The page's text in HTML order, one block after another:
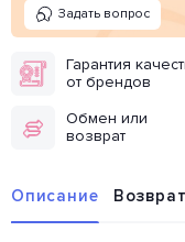
Задать вопрос
Гарантия
от брендов
Обмен или
возврат
Описание